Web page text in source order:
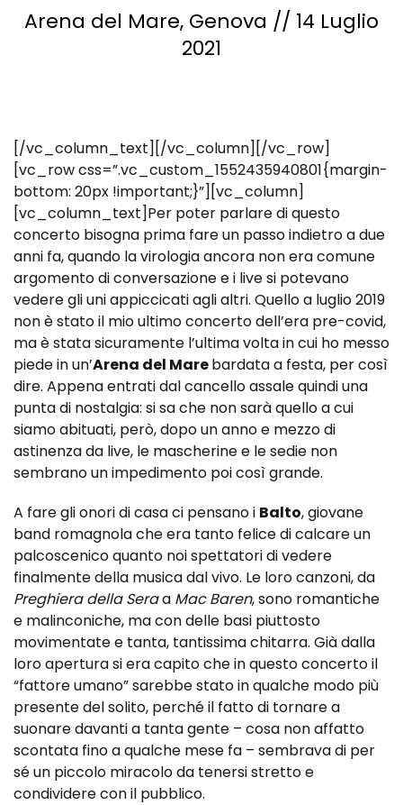
Arena del Mare, Genova // 14 Luglio
2021
[/vc_column_text][/vc_column][/vc_row]
[vc_row css=”.vc_custom_1552435940801{margin-
bottom: 20px !important;}”][vc_column]
[vc_column_text]Per poter parlare di questo
concerto bisogna prima fare un passo indietro a due
anni fa, quando la virologia ancora non era comune
argomento di conversazione e i live si potevano
vedere gli uni appiccicati agli altri. Quello a luglio 2019
non è stato il mio ultimo concerto dell’era pre-covid,
ma è stata sicuramente l’ultima volta in cui ho messo
piede in un’Arena del Marebardata a festa, per così
dire. Appena entrati dal cancello assale quindi una
punta di nostalgia: si sa che non sarà quello a cui
siamo abituati, però, dopo un anno e mezzo di
astinenza da live, le mascherine e le sedie non
sembrano un impedimento poi così grande.
A fare gli onori di casa ci pensano i Balto, giovane
band romagnola che era tanto felice di calcare un
palcoscenico quanto noi spettatori di vedere
finalmente della musica dal vivo. Le loro canzoni, da
Preghiera della Seraa Mac Baren, sono romantiche
e malinconiche, ma con delle basi piuttosto
movimentate e tanta, tantissima chitarra. Già dalla
loro apertura si era capito che in questo concerto il
“fattore umano” sarebbe stato in qualche modo più
presente del solito, perché il fatto di tornare a
suonare davanti a tanta gente – cosa non affatto
scontata fino a qualche mese fa – sembrava di per
sé un piccolo miracolo da tenersi stretto e
condividere con il pubblico.